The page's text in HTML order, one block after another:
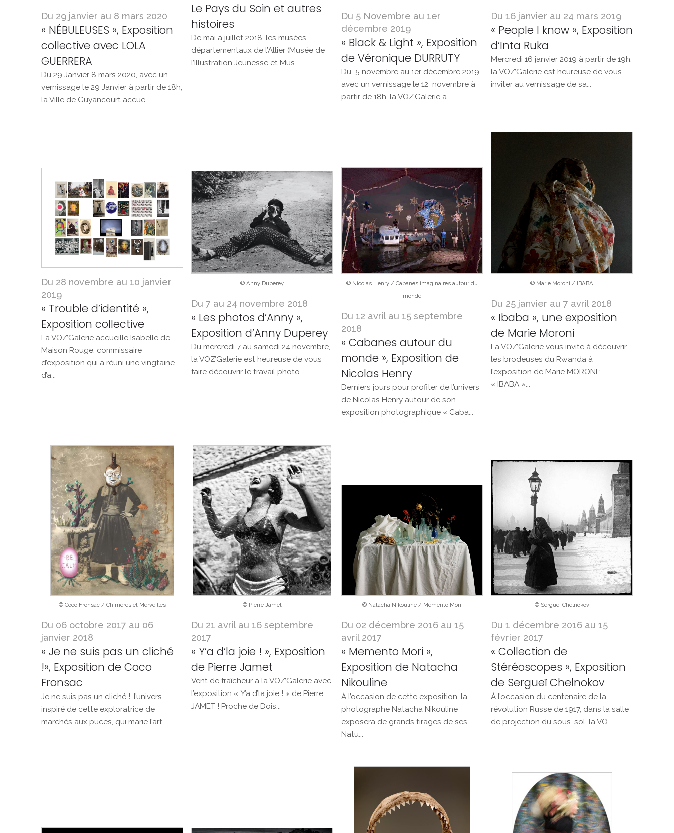
Du 29 janvier au 8 mars 2020
« NÉBULEUSES », Exposition
collective avec LOLA
GUERRERA
Du 29 Janvier 8 mars 2020, avec un
vernissage le 29 Janvier à partir de 18h,
la Ville de Guyancourt accue...
Le Pays du Soin et autres
histoires
De mai à juillet 2018, les musées
départementaux de l’Allier (Musée de
l’Illustration Jeunesse et Mus...
Du 5 Novembre au 1er
décembre 2019
« Black & Light », Exposition
de Véronique DURRUTY
Du 5 novembre au 1er décembre 2019,
avec un vernissage le 12 novembre à
partir de 18h, la VOZ’Galerie a...
Du 16 janvier au 24 mars 2019
« People I know », Exposition
d’Inta Ruka
Mercredi 16 janvier 2019 à partir de 19h,
la VOZ’Galerie est heureuse de vous
inviter au vernissage de sa...
Du 28 novembre au 10 janvier
2019
« Trouble d’identité »,
Exposition collective
La VOZ’Galerie accueille Isabelle de
Maison Rouge, commissaire
d’exposition qui a réuni une vingtaine
d’a...
© Anny Duperey
Du 7 au 24 novembre 2018
« Les photos d’Anny »,
Exposition d’Anny Duperey
Du mercredi 7 au samedi 24 novembre,
la VOZ’Galerie est heureuse de vous
faire découvrir le travail photo...
© Nicolas Henry / Cabanes imaginaires autour du
monde
Du 12 avril au 15 septembre
2018
« Cabanes autour du
monde », Exposition de
Nicolas Henry
Derniers jours pour profiter de l’univers
de Nicolas Henry autour de son
exposition photographique « Caba...
© Marie Moroni / IBABA
Du 25 janvier au 7 avril 2018
« Ibaba », une exposition
de Marie Moroni
La VOZ’Galerie vous invite à découvrir
les brodeuses du Rwanda à
l’exposition de Marie MORONI :
« IBABA »...
© Coco Fronsac / Chimères et Merveilles
Du 06 octobre 2017 au 06
janvier 2018
« Je ne suis pas un cliché
!», Exposition de Coco
Fronsac
Je ne suis pas un cliché !, l’univers
inspiré de cette exploratrice de
marchés aux puces, qui marie l’art...
© Pierre Jamet
Du 21 avril au 16 septembre
2017
« Y’a d’la joie ! », Exposition
de Pierre Jamet
Vent de fraîcheur à la VOZ’Galerie avec
l’exposition « Y’a d’la joie ! » de Pierre
JAMET ! Proche de Dois...
© Natacha Nikouline / Memento Mori
Du 02 décembre 2016 au 15
avril 2017
« Memento Mori »,
Exposition de Natacha
Nikouline
À l’occasion de cette exposition, la
photographe Natacha Nikouline
exposera de grands tirages de ses
Natu...
© Sergueï Chelnokov
Du 1 décembre 2016 au 15
février 2017
« Collection de
Stéréoscopes », Exposition
de Sergueï Chelnokov
À l’occasion du centenaire de la
révolution Russe de 1917, dans la salle
de projection du sous-sol, la VO...